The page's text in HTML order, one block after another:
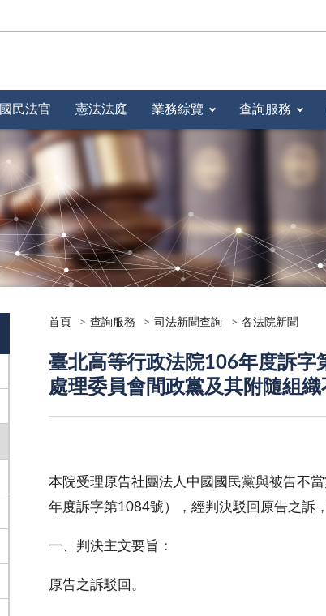
國民法官 憲法法庭 業務綜覽 查詢服務
首頁 查詢服務 司法新聞查詢 各法院新聞
臺北高等行政法院106年度訴字
處理委員會間政黨及其附隨組
本院受理原告社團法人中國國民黨與被告不
年度訴字第1084號），經判決駁回原告之訴
一、判決主文要旨：
原告之訴駁回。